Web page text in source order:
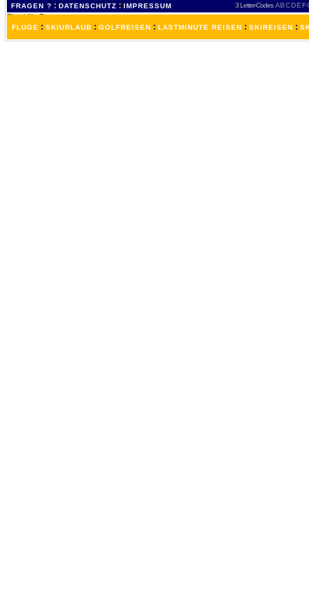
FRAGEN ? : DATENSCHUTZ : IMPRESSUM 3 Letter-Codes ABCDEF
FLÜGE : SKIURLAUB : GOLFREISEN : LASTMINUTE REISEN : SKIREISEN :